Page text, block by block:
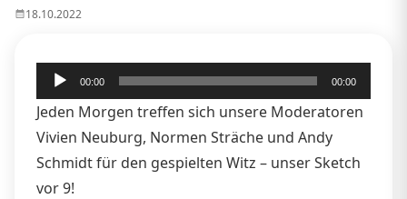
18.10.2022
Audio-
Player
00:00 00:00
Jeden Morgen treffen sich unsere Moderatoren
Vivien Neuburg, Normen Sträche und Andy
Schmidt für den gespielten Witz – unser Sketch
vor 9!